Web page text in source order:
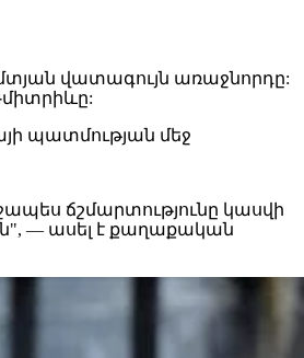
վատագույն առաջնորդը:
պատմության մեջ
ճշմարտությունը կասվի
— ասել է քաղաքական